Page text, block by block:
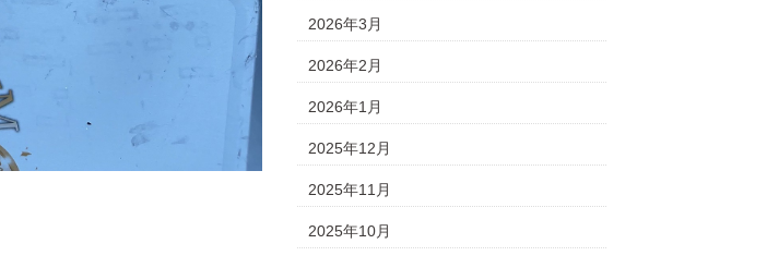
2026年3月
2026年2月
2026年1月
2025年12月
2025年11月
2025年10月